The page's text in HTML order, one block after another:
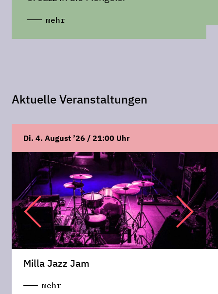
mehr
Aktuelle Veranstaltungen
Di. 4. August ’26 / 21:00 Uhr
Milla Jazz Jam
mehr